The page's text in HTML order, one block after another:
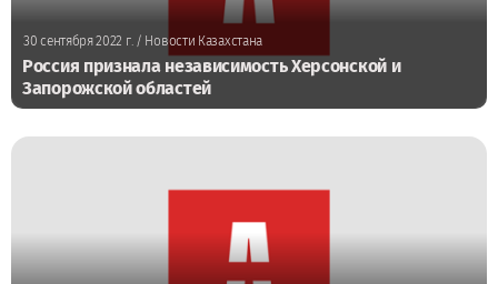
30 сентября 2022 г./ Новости Казахстана
Россия признала независимость Херсонской и
Запорожской областей